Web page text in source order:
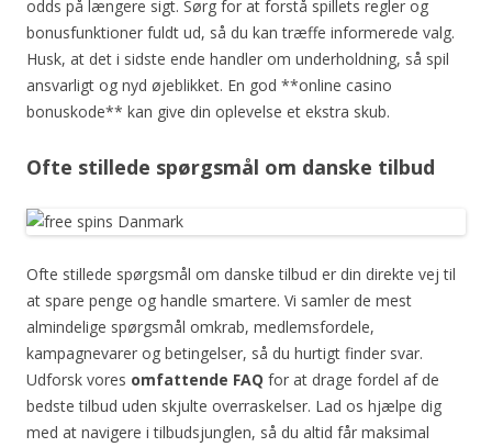
odds på længere sigt. Sørg for at forstå spillets regler og
bonusfunktioner fuldt ud, så du kan træffe informerede valg.
Husk, at det i sidste ende handler om underholdning, så spil
ansvarligt og nyd øjeblikket. En god **online casino
bonuskode** kan give din oplevelse et ekstra skub.
Ofte stillede spørgsmål om danske tilbud
Ofte stillede spørgsmål om danske tilbud er din direkte vej til
at spare penge og handle smartere. Vi samler de mest
almindelige spørgsmål omkrab, medlemsfordele,
kampagnevarer og betingelser, så du hurtigt finder svar.
Udforsk vores omfattende FAQ for at drage fordel af de
bedste tilbud uden skjulte overraskelser. Lad os hjælpe dig
med at navigere i tilbudsjunglen, så du altid får maksimal